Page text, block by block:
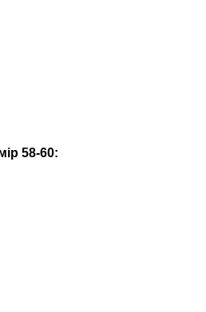
58-60: